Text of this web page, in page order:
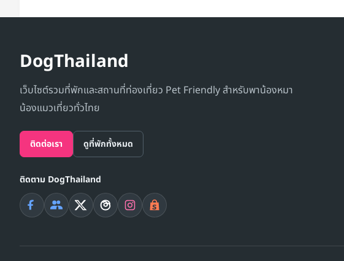
DogThailand
เว็บไซต์รวมที่พักและสถานที่ท่องเที่ยว Pet Friendly สำหรับพาน้องหมา
น้องแมวเที่ยวทั่วไทย
ติดต่อเรา ดูที่พักทั้งหมด
ติดตาม DogThailand